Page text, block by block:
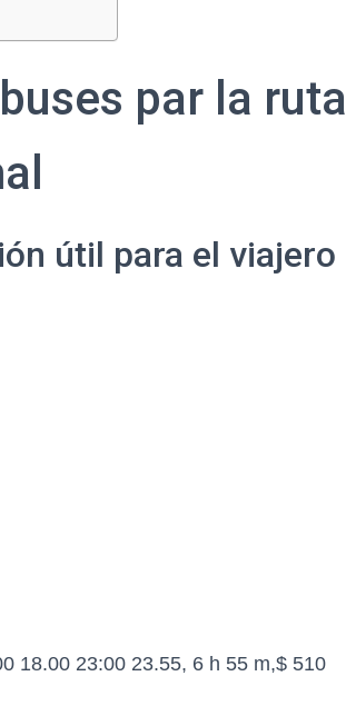
par la ruta
útil para el viajero
18.00 23:00 23.55, 6 h 55 m,$ 510